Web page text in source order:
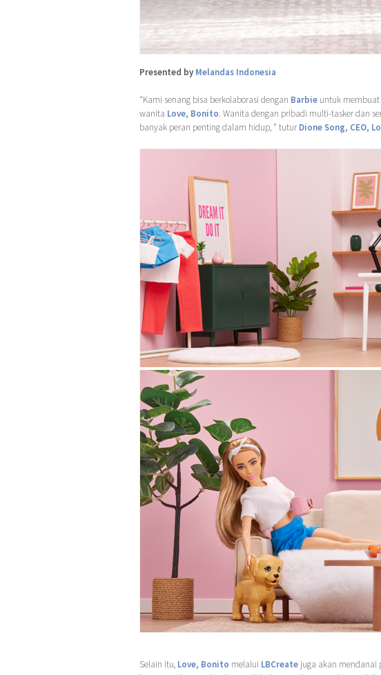
Presented by Melandas Indonesia
“Kami senang bisa berkolaborasi dengan Barbie untuk membuat
wanita Love, Bonito. Wanita dengan pribadi multi-tasker dan
banyak peran penting dalam hidup, ” tutur Dione Song, CEO,
Selain itu, Love, Bonito melalui LBCreate juga akan mendanai